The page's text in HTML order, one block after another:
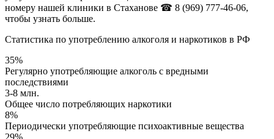
номеру нашей клиники в Стаханове ☎ 8 (969) 777-46-06,
чтобы узнать больше.
Статистика по употреблению алкоголя и наркотиков в РФ
35%
Регулярно употребляющие алкоголь с вредными
последствиями
3-8 млн.
Общее число потребляющих наркотики
8%
Периодически употребляющие психоактивные вещества